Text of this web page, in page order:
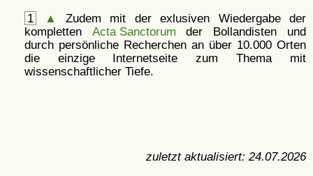
1 ▲
Zudem mit der exlusiven Wiedergabe der
kompletten Acta Sanctorum der Bollandisten und
durch persönliche Recherchen an über 10.000 Orten
die einzige Internetseite zum Thema mit
wissenschaftlicher Tiefe.
zuletzt aktualisiert: 24.07.2026